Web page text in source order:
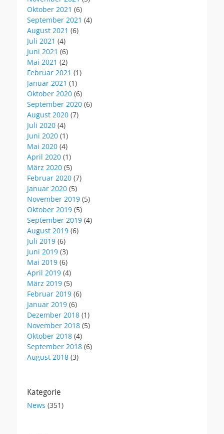
Oktober 2021 (6)
September 2021 (4)
August 2021 (6)
Juli 2021 (4)
Juni 2021 (6)
Mai 2021 (2)
Februar 2021 (1)
Januar 2021 (1)
Oktober 2020 (6)
September 2020 (6)
August 2020 (7)
Juli 2020 (4)
Juni 2020 (1)
Mai 2020 (4)
April 2020 (1)
März 2020 (5)
Februar 2020 (7)
Januar 2020 (5)
November 2019 (5)
Oktober 2019 (5)
September 2019 (4)
August 2019 (6)
Juli 2019 (6)
Juni 2019 (3)
Mai 2019 (6)
April 2019 (4)
März 2019 (5)
Februar 2019 (6)
Januar 2019 (6)
Dezember 2018 (1)
November 2018 (5)
Oktober 2018 (4)
September 2018 (6)
August 2018 (3)
Kategorie
News (351)